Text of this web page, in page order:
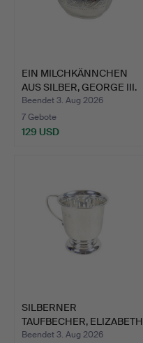
EIN MILCHKÄNNCHEN
AUS SILBER, GEORGE III.
Beendet 3. Aug 2026
7 Gebote
129 USD
SILBERNER
TAUFBECHER, ELIZABETH
II.
Beendet 3. Aug 2026